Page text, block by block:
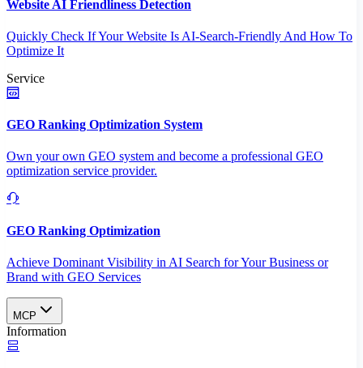
Website AI Friendliness Detection
Quickly Check If Your Website Is AI-Search-Friendly And How To
Optimize It
Service
GEO Ranking Optimization System
Own your own GEO system and become a professional GEO
optimization service provider.
GEO Ranking Optimization
Achieve Dominant Visibility in AI Search for Your Business or
Brand with GEO Services​
MCP
Information